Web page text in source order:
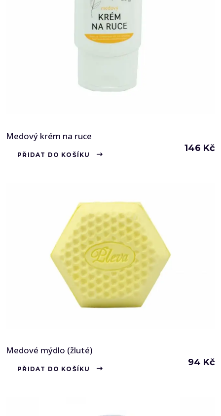
Medový krém na ruce
146 Kč
PŘIDAT DO KOŠÍKU
Medové mýdlo (žluté)
94 Kč
PŘIDAT DO KOŠÍKU